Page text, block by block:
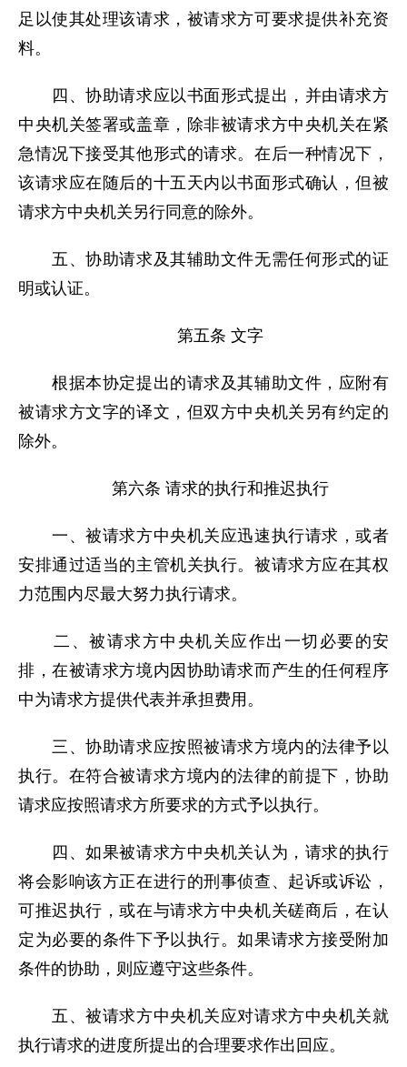
足以使其处理该请求，被请求方可要求提供补充资
料。
四、协助请求应以书面形式提出，并由请求方
中央机关签署或盖章，除非被请求方中央机关在紧
急情况下接受其他形式的请求。在后一种情况下，
该请求应在随后的十五天内以书面形式确认，但被
请求方中央机关另行同意的除外。
五、协助请求及其辅助文件无需任何形式的证
明或认证。
第五条 文字
根据本协定提出的请求及其辅助文件，应附有
被请求方文字的译文，但双方中央机关另有约定的
除外。
第六条 请求的执行和推迟执行
一、被请求方中央机关应迅速执行请求，或者
安排通过适当的主管机关执行。被请求方应在其权
力范围内尽最大努力执行请求。
二、被请求方中央机关应作出一切必要的安
排，在被请求方境内因协助请求而产生的任何程序
中为请求方提供代表并承担费用。
三、协助请求应按照被请求方境内的法律予以
执行。在符合被请求方境内的法律的前提下，协助
请求应按照请求方所要求的方式予以执行。
四、如果被请求方中央机关认为，请求的执行
将会影响该方正在进行的刑事侦查、起诉或诉讼，
可推迟执行，或在与请求方中央机关磋商后，在认
定为必要的条件下予以执行。如果请求方接受附加
条件的协助，则应遵守这些条件。
五、被请求方中央机关应对请求方中央机关就
执行请求的进度所提出的合理要求作出回应。